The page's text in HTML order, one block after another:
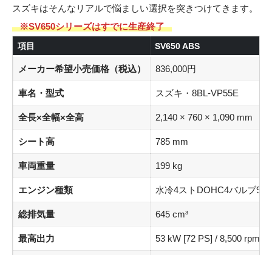
スズキはそんなリアルで悩ましい選択を突きつけてきます。
※SV650シリーズはすでに生産終了
項目 SV650 ABS
メーカー希望小売価格（税込） 836,000円
車名・型式 スズキ・8BL-VP55E
全長×全幅×全高 2,140 × 760 × 1,090 mm
シート高 785 mm
車両重量 199 kg
エンジン種類 水冷4ストDOHC4バルブ
総排気量 645 cm³
最高出力 53 kW [72 PS] / 8,500 rpm